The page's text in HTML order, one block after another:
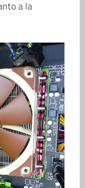
a la